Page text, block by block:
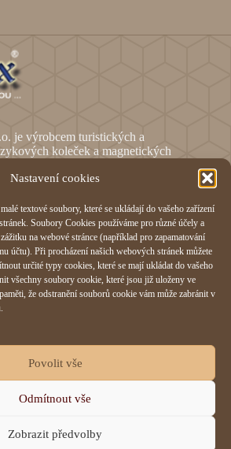
Nastavení cookies
textové soubory, které se ukládají do vašeho zařízení
Soubory Cookies používáme pro různé účely a
na webové stránce (například pro zapamatování
účtu). Při procházení našich webových stránek můžete
určité typy cookies, které se mají ukládat do vašeho
všechny soubory cookie, které jsou již uloženy ve
že odstranění souborů cookie vám může zabránit v
Povolit vše
Odmítnout vše
Zobrazit předvolby
je výrobcem turistických a
koleček a magnetických
údajů